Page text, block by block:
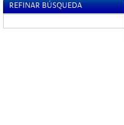
REFINAR BÚSQUEDA